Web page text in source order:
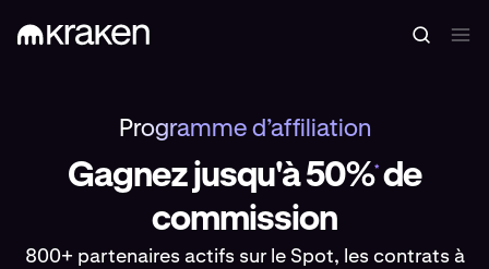
Programme d’affiliation
Gagnez jusqu'à 50%*de
commission
800+ partenaires actifs sur le Spot, les contrats à